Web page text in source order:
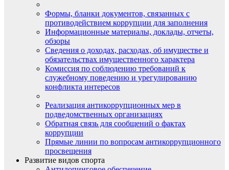
Формы, бланки документов, связанных с
противодействием коррупции для заполнения
Информационные материалы, доклады, отчеты,
обзоры
Сведения о доходах, расходах, об имуществе и
обязательствах имущественного характера
Комиссия по соблюдению требований к
служебному поведению и урегулированию
конфликта интересов
Реализация антикоррупционных мер в
подведомственных организациях
Обратная связь для сообщений о фактах
коррупции
Прямые линии по вопросам антикоррупционного
просвещения
Развитие видов спорта